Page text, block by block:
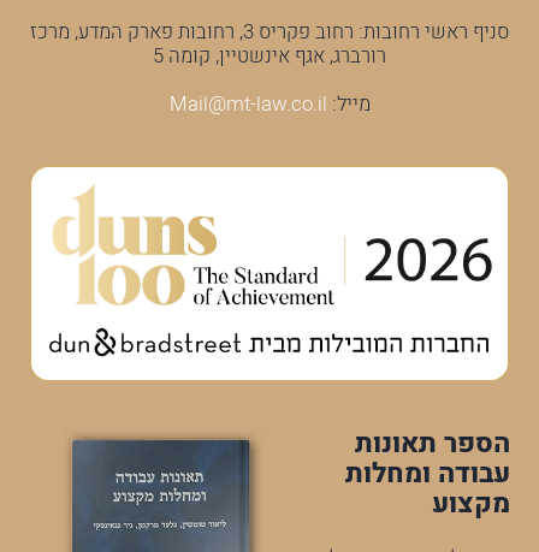
סניף ראשי רחובות: רחוב פקריס 3, רחובות פארק המדע, מרכז
רורברג, אגף אינשטיין, קומה 5
מייל: Mail@mt-law.co.il
הספר תאונות
עבודה ומחלות
מקצוע